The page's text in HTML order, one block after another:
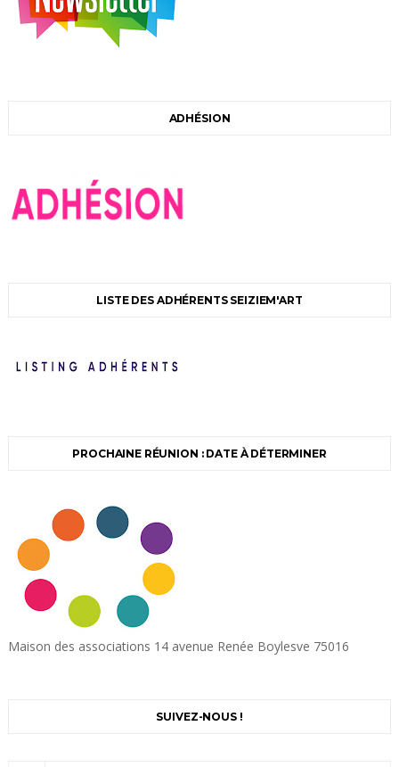
ADHÉSION
LISTE DES ADHÉRENTS SEIZIEM'ART
PROCHAINE RÉUNION : DATE À DÉTERMINER
Maison des associations 14 avenue Renée Boylesve 75016
SUIVEZ-NOUS !